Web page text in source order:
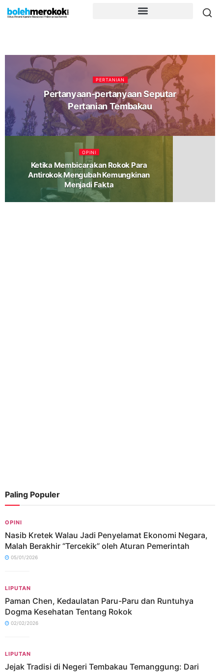
PERTANIAN
Pertanyaan-pertanyaan Seputar
Pertanian Tembakau
OPINI
Ketika Membicarakan Rokok Para
Antirokok Mengubah Kemungkinan
Menjadi Fakta
Paling Populer
OPINI
Nasib Kretek Walau Jadi Penyelamat Ekonomi Negara,
Malah Berakhir “Tercekik” oleh Aturan Pemerintah
05/01/2026
LIPUTAN
Paman Chen, Kedaulatan Paru-Paru dan Runtuhya
Dogma Kesehatan Tentang Rokok
02/02/2026
LIPUTAN
Jejak Tradisi di Negeri Tembakau Temanggung: Dari